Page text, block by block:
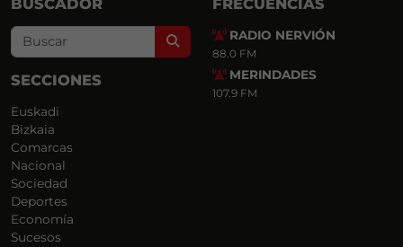
BUSCADOR
Search
SECCIONES
Euskadi
Bizkaia
Comarcas
Nacional
Sociedad
Deportes
Economía
Sucesos
FRECUENCIAS
RADIO NERVIÓN
88.0 FM
MERINDADES
107.9 FM